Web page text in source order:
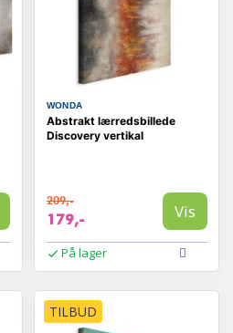
WONDA
Abstrakt lærredsbillede
Discovery vertikal
209,-
179,- Vis
På lager
TILBUD